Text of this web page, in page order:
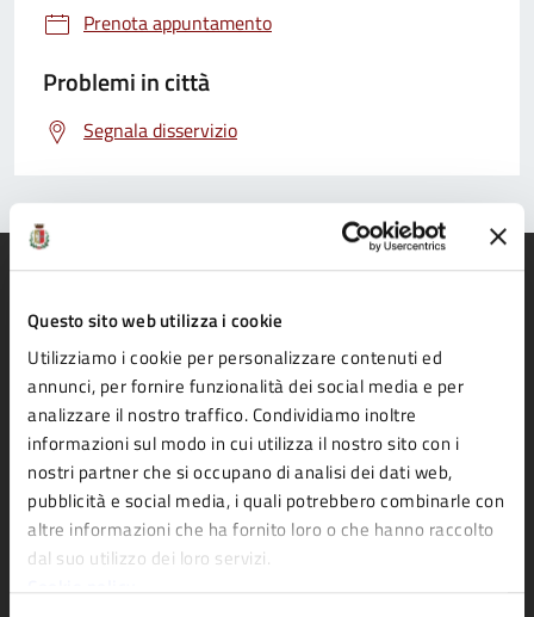
Questo sito web utilizza i cookie
Utilizziamo i cookie per personalizzare contenuti ed
annunci, per fornire funzionalità dei social media e per
analizzare il nostro traffico. Condividiamo inoltre
informazioni sul modo in cui utilizza il nostro sito con i
nostri partner che si occupano di analisi dei dati web,
pubblicità e social media, i quali potrebbero combinarle con
altre informazioni che ha fornito loro o che hanno raccolto
dal suo utilizzo dei loro servizi.
Prenota appuntamento
Problemi in città
Segnala disservizio
Comune di Fidenza
AMMINISTRAZIONE
Organi di governo
Aree amministrative
Uffici